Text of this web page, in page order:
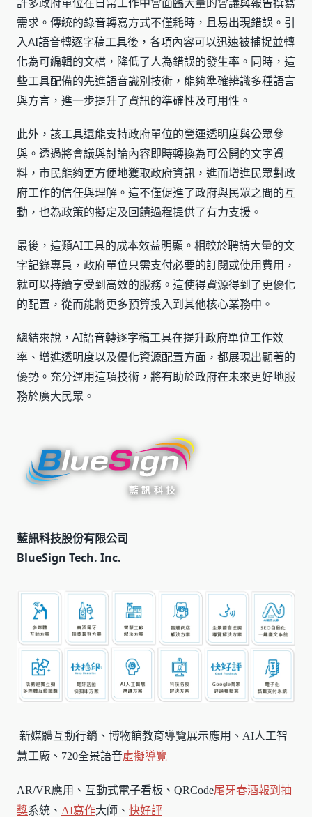
需求。傳統的錄音轉寫方式不僅耗時，且易出現錯誤。引
入AI語音轉逐字稿工具後，各項內容可以迅速被捕捉並轉
化為可編輯的文檔，降低了人為錯誤的發生率。同時，這
些工具配備的先進語音識別技術，能夠準確辨識多種語言
與方言，進一步提升了資訊的準確性及可用性。
此外，該工具還能支持政府單位的營運透明度與公眾參
與。透過將會議與討論內容即時轉換為可公開的文字資
料，市民能夠更方便地獲取政府資訊，進而增進民眾對政
府工作的信任與理解。這不僅促進了政府與民眾之間的互
動，也為政策的擬定及回饋過程提供了有力支援。
最後，這類AI工具的成本效益明顯。相較於聘請大量的文
字記錄專員，政府單位只需支付必要的訂閱或使用費用，
就可以持續享受到高效的服務。這使得資源得到了更優化
的配置，從而能將更多預算投入到其他核心業務中。
總結來說，AI語音轉逐字稿工具在提升政府單位工作效
率、增進透明度以及優化資源配置方面，都展現出顯著的
優勢。充分運用這項技術，將有助於政府在未來更好地服
務於廣大民眾。
藍訊科技股份有限公司
BlueSign Tech. Inc.
新媒體互動行銷、博物館教育導覽展示應用、AI人工智
慧工廠、720全景語音虛擬導覽
AR/VR應用、互動式電子看板、QRCode尾牙春酒報到 抽
獎系統、 AI寫作大師、 快好評